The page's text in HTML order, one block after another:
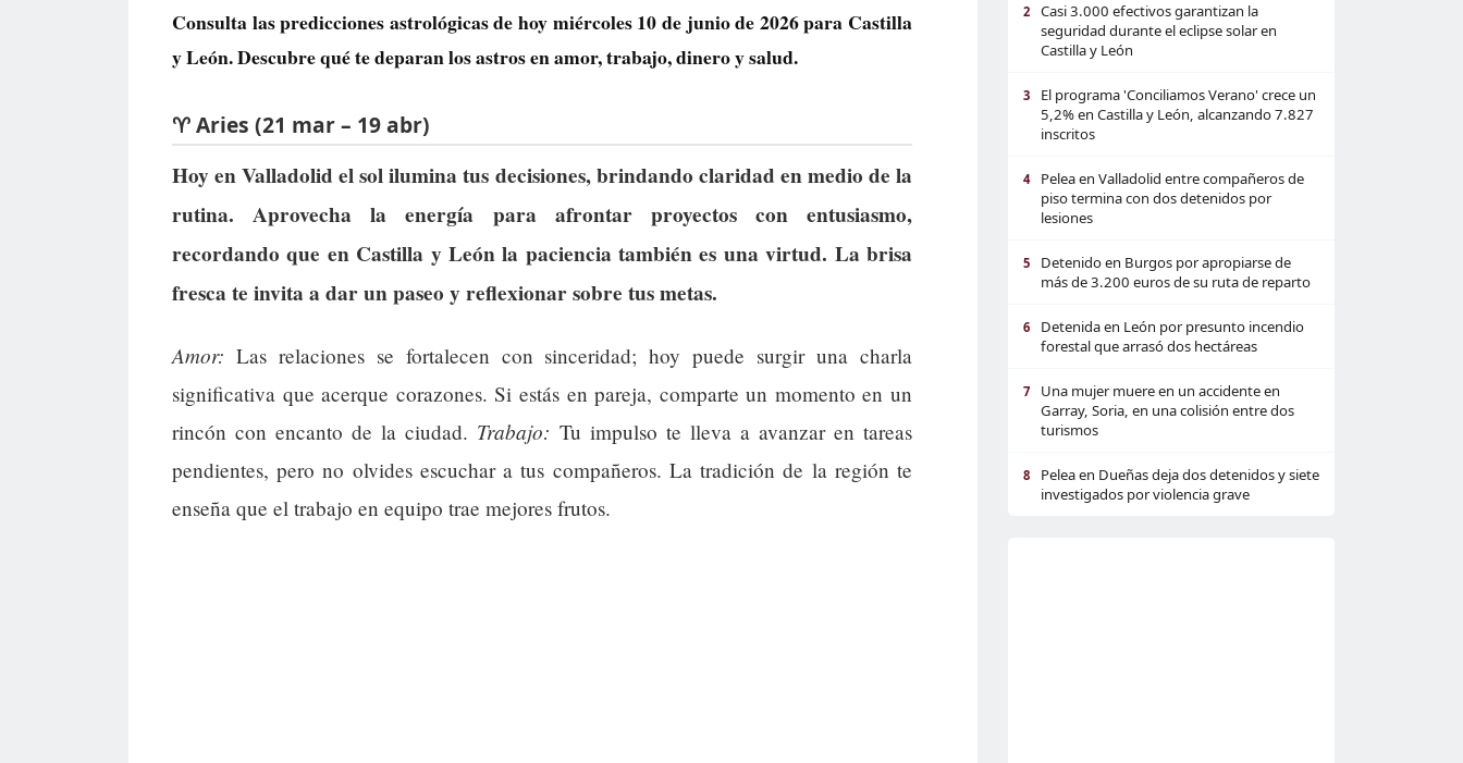
Consulta las predicciones astrológicas de hoy miércoles 10 de junio de 2026 para Castilla
y León. Descubre qué te deparan los astros en amor, trabajo, dinero y salud.
♈ Aries (21 mar – 19 abr)
Hoy en Valladolid el sol ilumina tus decisiones, brindando claridad en medio de la
rutina. Aprovecha la energía para afrontar proyectos con entusiasmo,
recordando que en Castilla y León la paciencia también es una virtud. La brisa
fresca te invita a dar un paseo y reflexionar sobre tus metas.
Amor: Las relaciones se fortalecen con sinceridad; hoy puede surgir una charla
significativa que acerque corazones. Si estás en pareja, comparte un momento en un
rincón con encanto de la ciudad. Trabajo: Tu impulso te lleva a avanzar en tareas
pendientes, pero no olvides escuchar a tus compañeros. La tradición de la región te
enseña que el trabajo en equipo trae mejores frutos.
2
Casi 3.000 efectivos garantizan la
seguridad durante el eclipse solar en
Castilla y León
3
El programa 'Conciliamos Verano' crece un
5,2% en Castilla y León, alcanzando 7.827
inscritos
4
Pelea en Valladolid entre compañeros de
piso termina con dos detenidos por
lesiones
5
Detenido en Burgos por apropiarse de
más de 3.200 euros de su ruta de reparto
6
Detenida en León por presunto incendio
forestal que arrasó dos hectáreas
7
Una mujer muere en un accidente en
Garray, Soria, en una colisión entre dos
turismos
8
Pelea en Dueñas deja dos detenidos y siete
investigados por violencia grave